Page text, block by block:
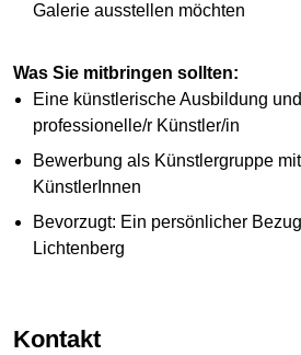
Galerie ausstellen möchten
Was Sie mitbringen sollten:
Eine künstlerische Ausbildung
professionelle/r Künstler/in
Bewerbung als Künstlergruppe
KünstlerInnen
Bevorzugt: Ein persönlicher
Lichtenberg
Kontakt